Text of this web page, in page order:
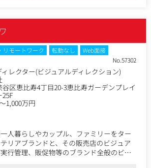
リモートワーク 転勤なし
Web面接
No.57302
ィレクター(ビジュアルディレクション)
谷区恵比寿4丁目20-3恵比寿ガーデンプレイ
1,000万円
人暮らしやカップル、ファミリーをター
リアブランドと、その販売店のビジュア
行管理、販促物等のブランド全般のビジ